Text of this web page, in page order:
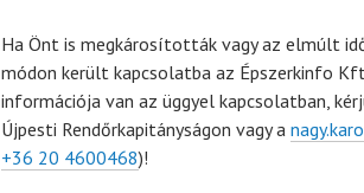
Ha Önt is megkárosították vagy az elmúlt
módon került kapcsolatba az Épszerkinfo
információja van az üggyel kapcsolatban,
Újpesti Rendőrkapitányságon vagy a
+36 20 4600468)!